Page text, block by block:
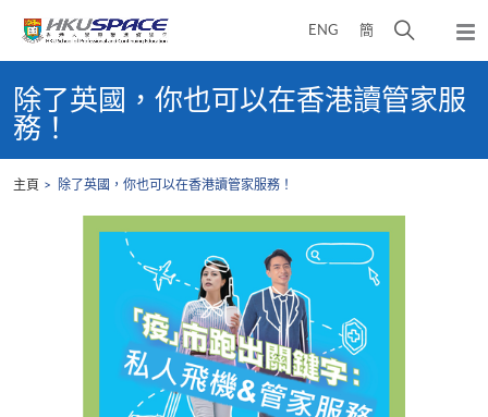
ENG 簡
開
搜
尋
面
彈
出
主
選
content
start除了英國，你也可以在香港讀管家服
務！
主頁 除了英國，你也可以在香港讀管家服務！